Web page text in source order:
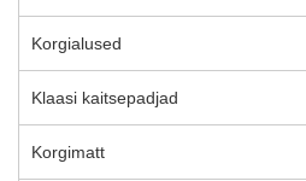
Korgialused
Klaasi kaitsepadjad
Korgimatt